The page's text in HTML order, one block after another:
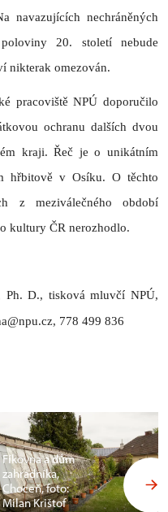
navazujících nechráněných
20. století nebude
nikterak omezován.
pracoviště NPÚ doporučilo
ochranu dalších dvou
kraji. Řeč je o unikátním
hřbitově v Osíku. O těchto
z meziválečného období
kultury ČR nerozhodlo.
Ph. D., tisková mluvčí NPÚ,
778 499 836
Fíkovna a dům
zahradníka,
Choceň, foto:
Milan Krištof